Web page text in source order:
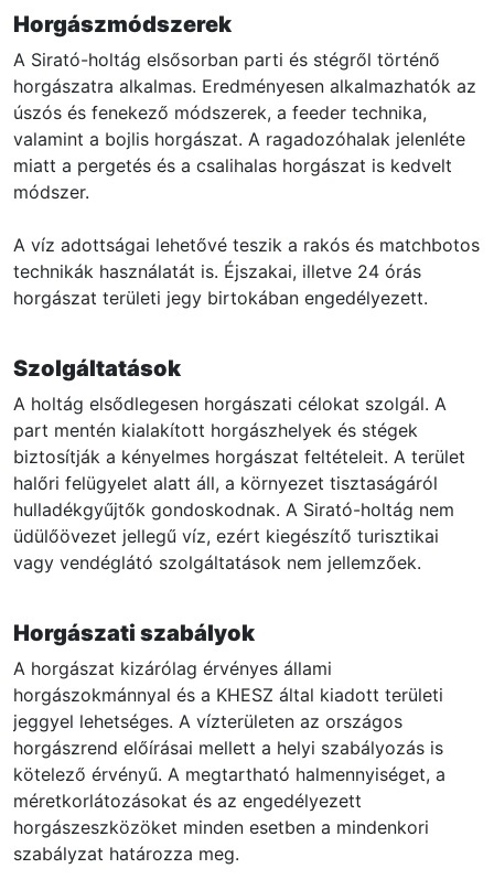
Horgászmódszerek
A Sirató-holtág elsősorban parti és stégről történő
horgászatra alkalmas. Eredményesen alkalmazhatók az
úszós és fenekező módszerek, a feeder technika,
valamint a bojlis horgászat. A ragadozóhalak jelenléte
miatt a pergetés és a csalihalas horgászat is kedvelt
módszer.
A víz adottságai lehetővé teszik a rakós és matchbotos
technikák használatát is. Éjszakai, illetve 24 órás
horgászat területi jegy birtokában engedélyezett.
Szolgáltatások
A holtág elsődlegesen horgászati célokat szolgál. A
part mentén kialakított horgászhelyek és stégek
biztosítják a kényelmes horgászat feltételeit. A terület
halőri felügyelet alatt áll, a környezet tisztaságáról
hulladékgyűjtők gondoskodnak. A Sirató-holtág nem
üdülőövezet jellegű víz, ezért kiegészítő turisztikai
vagy vendéglátó szolgáltatások nem jellemzőek.
Horgászati szabályok
A horgászat kizárólag érvényes állami
horgászokmánnyal és a KHESZ által kiadott területi
jeggyel lehetséges. A vízterületen az országos
horgászrend előírásai mellett a helyi szabályozás is
kötelező érvényű. A megtartható halmennyiséget, a
méretkorlátozásokat és az engedélyezett
horgászeszközöket minden esetben a mindenkori
szabályzat határozza meg.